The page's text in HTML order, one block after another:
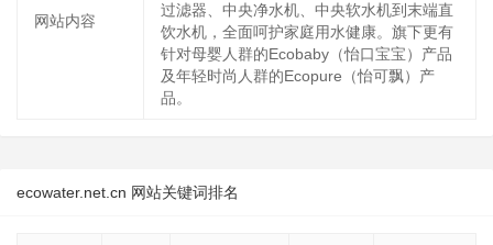
网站内容
过滤器、中央净水机、中央软水机到末端直
饮水机，全面呵护家庭用水健康。旗下更有
针对母婴人群的Ecobaby（怡口宝宝）产品
及年轻时尚人群的Ecopure（怡可飘）产
品。
ecowater.net.cn 网站关键词排名